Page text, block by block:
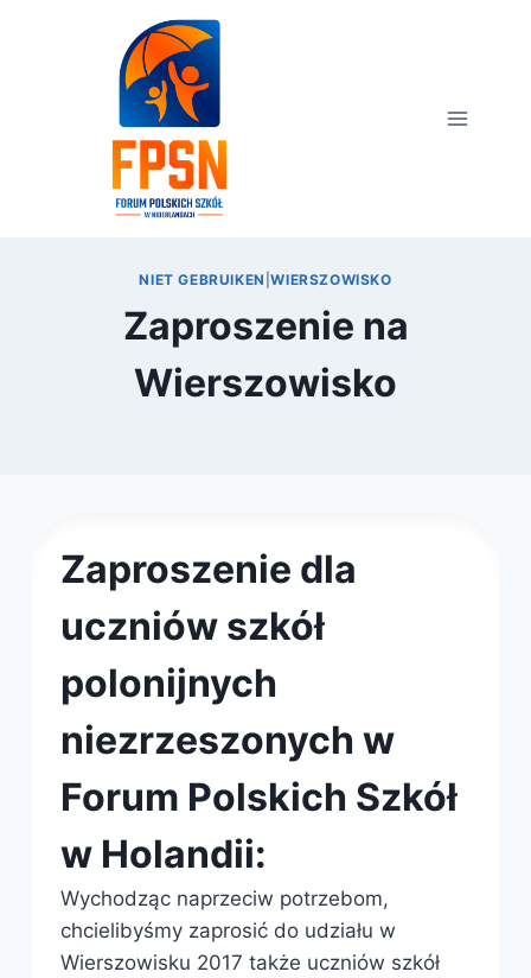
NIET GEBRUIKEN |WIERSZOWISKO
Zaproszenie na
Wierszowisko
Zaproszenie dla
uczniów szkół
polonijnych
niezrzeszonych w
Forum Polskich Szkół
w Holandii:
Wychodząc naprzeciw potrzebom,
chcielibyśmy zaprosić do udziału w
Wierszowisku 2017 także uczniów szkół